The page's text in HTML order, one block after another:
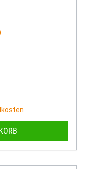
Mehr Informationen zum